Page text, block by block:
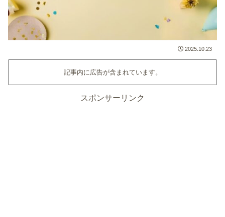
2025.10.23
記事内に広告が含まれています。
スポンサーリンク